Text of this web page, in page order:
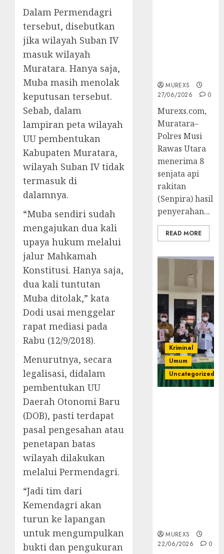
Dalam Permendagri
tersebut, disebutkan
jika wilayah Suban IV
masuk wilayah
Muratara. Hanya saja,
Muba masih menolak
keputusan tersebut.
Sebab, dalam
lampiran peta wilayah
UU pembentukan
Kabupaten Muratara,
wilayah Suban IV tidak
termasuk di
dalamnya.
“Muba sendiri sudah
mengajukan dua kali
upaya hukum melalui
jalur Mahkamah
Konstitusi. Hanya saja,
dua kali tuntutan
Muba ditolak,” kata
Dodi usai menggelar
rapat mediasi pada
Rabu (12/9/2018).
Menurutnya, secara
legalisasi, didalam
pembentukan UU
Daerah Otonomi Baru
(DOB), pasti terdapat
pasal pengesahan atau
penetapan batas
wilayah dilakukan
melalui Permendagri.
“Jadi tim dari
Kemendagri akan
turun ke lapangan
untuk mengumpulkan
bukti dan pengukuran
MUREXS
27/06/2026
0
Murexs.com,
Muratara–
Polres Musi
Rawas Utara
menerima 8
senjata api
rakitan
(Senpira) hasil
penyerahan...
READ MORE
Kriminal
Umum
Uncategorized
MUREXS
22/06/2026
0